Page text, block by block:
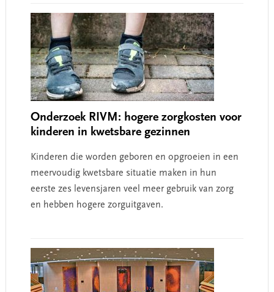
Onderzoek RIVM: hogere zorgkosten voor
kinderen in kwetsbare gezinnen
Kinderen die worden geboren en opgroeien in een
meervoudig kwetsbare situatie maken in hun
eerste zes levensjaren veel meer gebruik van zorg
en hebben hogere zorguitgaven.